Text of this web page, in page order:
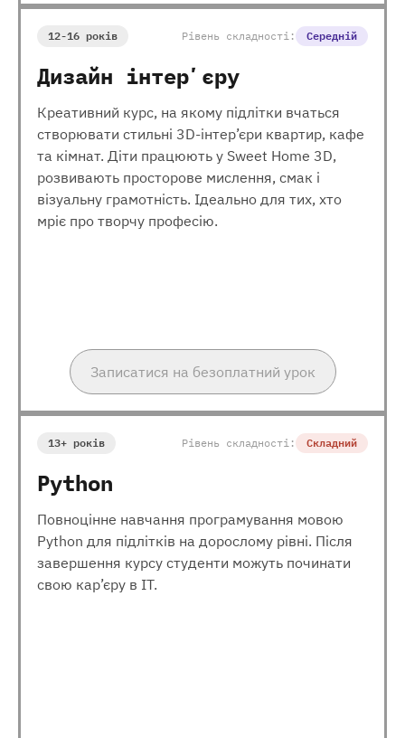
12-16 років Рівень складності: Середній
Дизайн інтерʼєру
Креативний курс, на якому підлітки вчаться
створювати стильні 3D-інтер’єри квартир, кафе
та кімнат. Діти працюють у Sweet Home 3D,
розвивають просторове мислення, смак і
візуальну грамотність. Ідеально для тих, хто
мріє про творчу професію.
Записатися на безоплатний урок
13+ років Рівень складності: Складний
Python
Повноцінне навчання програмування мовою
Python для підлітків на дорослому рівні. Після
завершення курсу студенти можуть починати
свою кар’єру в ІТ.